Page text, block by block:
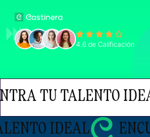
4.6 de Calificación
TU TALENTO IDEAL
ENCUENTRA